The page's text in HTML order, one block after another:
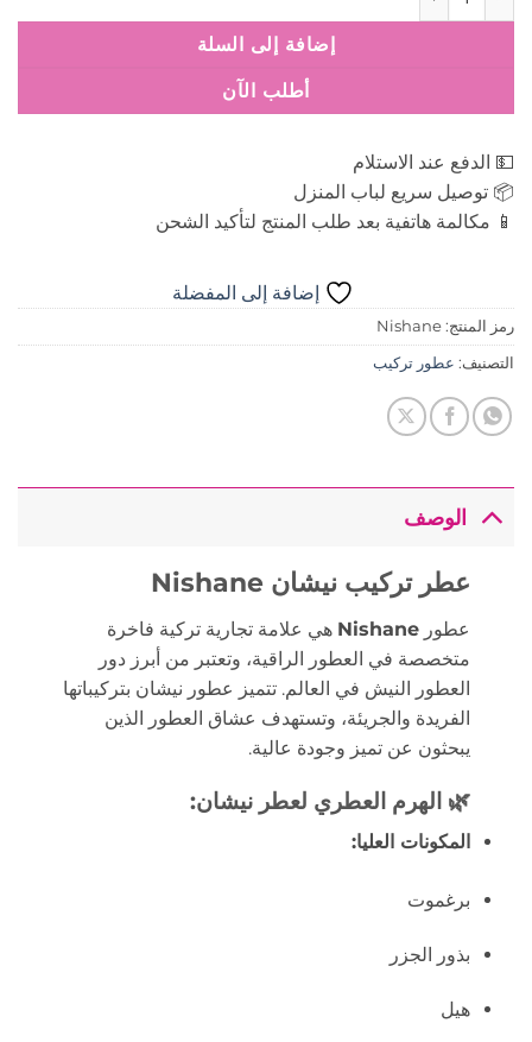
إضافة إلى السلة
أطلب الآن
💵 الدفع عند الاستلام
📦 توصيل سريع لباب المنزل
📱 مكالمة هاتفية بعد طلب المنتج لتأكيد الشحن
إضافة إلى المفضلة
رمز المنتج: Nishane
التصنيف: عطور تركيب
الوصف
عطر تركيب نيشان Nishane
عطور Nishane هي علامة تجارية تركية فاخرة
متخصصة في العطور الراقية، وتعتبر من أبرز دور
العطور النيش في العالم. تتميز عطور نيشان بتركيباتها
الفريدة والجريئة، وتستهدف عشاق العطور الذين
يبحثون عن تميز وجودة عالية.
🌿 الهرم العطري لعطر نيشان:
المكونات العليا:
برغموت
بذور الجزر
هيل